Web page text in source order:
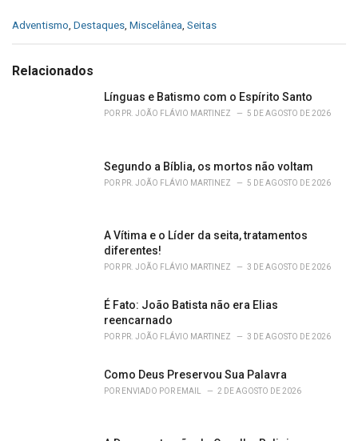
C
e
Adventismo Destaques Miscelânea Seitas
Relacionados
Línguas e Batismo com o Espírito Santo
POR PR. JOÃO FLÁVIO MARTINEZ 5 DE AGOSTO DE 2026
Segundo a Bíblia, os mortos não voltam
POR PR. JOÃO FLÁVIO MARTINEZ 5 DE AGOSTO DE 2026
A Vítima e o Líder da seita, tratamentos
diferentes!
POR PR. JOÃO FLÁVIO MARTINEZ 3 DE AGOSTO DE 2026
É Fato: João Batista não era Elias
reencarnado
POR PR. JOÃO FLÁVIO MARTINEZ 3 DE AGOSTO DE 2026
Como Deus Preservou Sua Palavra
POR ENVIADO POR EMAIL 2 DE AGOSTO DE 2026